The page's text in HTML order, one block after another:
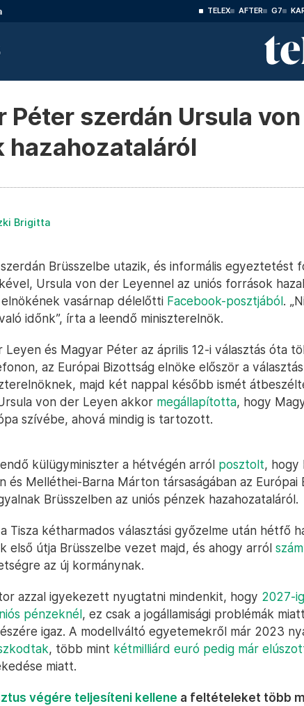
TELEX AFTER G7
Péter szerdán Ursula
hazahozataláról
Brigitta
Brüsszelbe utazik, és informális egyeztetést
Ursula von der Leyennel az uniós források
vasárnap délelőtti Facebook-posztjából.
időnk”, írta a leendő miniszterelnök.
Leyen és Magyar Péter az április 12-i választás óta
az Európai Bizottság elnöke először a
majd két nappal később ismét
von der Leyen akkor megállapította, hogy
szívébe, ahová mindig is tartozott.
külügyminiszter a hétvégén arról posztolt, hogy
és Melléthei-Barna Márton társaságában az Európai
Brüsszelben az uniós pénzek hazahozataláról.
Tisza kétharmados választási győzelme után hétfő
első útja Brüsszelbe vezet majd, és ahogy arról
az új kormánynak.
azzal igyekezett nyugtatni mindenkit, hogy 2027-
pénzeknél, ez csak a jogállamisági problémák
igaz. A modellváltó egyetemekről már 2023
, több mint kétmilliárd euró pedig már
miatt.
végére teljesíteni kellene a feltételeket több